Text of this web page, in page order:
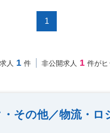
1
人 1 件 非公開求人 1 件がヒ
その他／物流・